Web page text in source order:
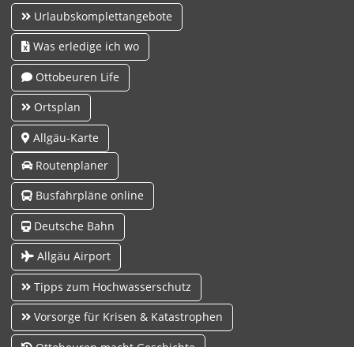
Urlaubskomplettangebote
Was erledige ich wo
Ottobeuren Life
Ortsplan
Allgäu-Karte
Routenplaner
Busfahrpläne online
Deutsche Bahn
Allgäu Airport
Tipps zum Hochwasserschutz
Vorsorge für Krisen & Katastrophen